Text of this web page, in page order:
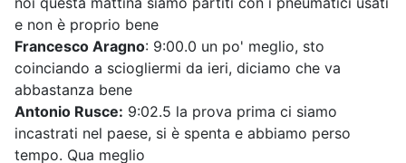
e non è proprio bene
Francesco Aragno: 9:00.0 un po' meglio, sto
coinciando a sciogliermi da ieri, diciamo che va
abbastanza bene
Antonio Rusce: 9:02.5 la prova prima ci siamo
incastrati nel paese, si è spenta e abbiamo perso
tempo. Qua meglio